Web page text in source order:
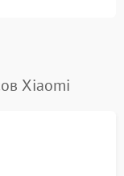
Xiaomi